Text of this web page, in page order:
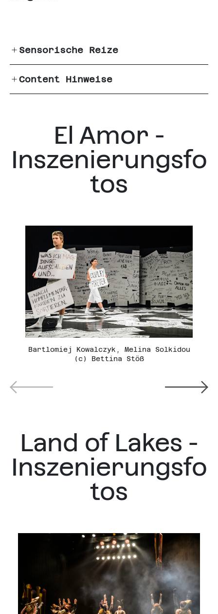
Sensorische Reize
Ton
Lautstärke, Vibration und
abrupte Musikwechsel
[Absicht]
Beleuchtung
Dunkelheit
wechselnde Lichteinstellungen
blendende, helle Lichter auf
der Bühne [Amor]
Nebel (wenig)
Interaktives, Überraschendes
Tänzer*innen betreten
Publikumsbereich und spielen
Publikum an, es wird keine
Interaktion erwartet [Amor]
Content Hinweise
(Großkatze) dargestellt.
El Amor -
Inszenierungsfo
tos
Bartlomiej Kowalczyk, Melina Solkidou
(c) Bettina Stöß
Land of Lakes -
Inszenierungsfo
tos